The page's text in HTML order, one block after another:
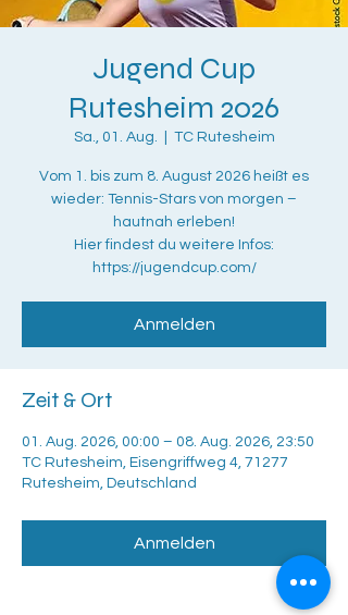
Jugend Cup
Rutesheim 2026
Sa., 01. Aug. TC Rutesheim
Vom 1. bis zum 8. August 2026 heißt es
wieder: Tennis-Stars von morgen –
hautnah erleben!
Hier findest du weitere Infos:
https://jugendcup.com/
Anmelden
Zeit & Ort
01. Aug. 2026, 00:00 – 08. Aug. 2026, 23:50
TC Rutesheim, Eisengriffweg 4, 71277
Rutesheim, Deutschland
Anmelden